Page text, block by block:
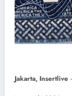
Jakarta, Insertlive